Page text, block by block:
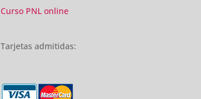
Curso PNL online
Tarjetas admitidas: